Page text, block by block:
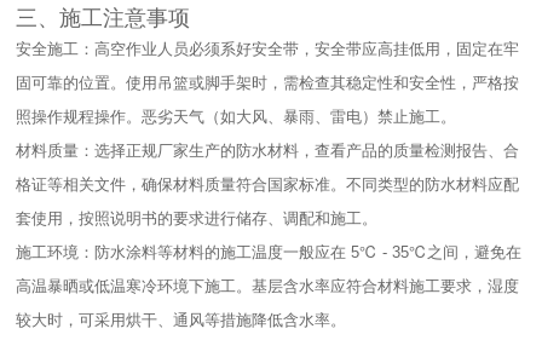
三、施工注意事项​
安全施工：高空作业人员必须系好安全带，安全带应高挂低用，固定在牢
固可靠的位置。使用吊篮或脚手架时，需检查其稳定性和安全性，严格按
照操作规程操作。恶劣天气（如大风、暴雨、雷电）禁止施工。​
材料质量：选择正规厂家生产的防水材料，查看产品的质量检测报告、合
格证等相关文件，确保材料质量符合国家标准。不同类型的防水材料应配
套使用，按照说明书的要求进行储存、调配和施工。​
施工环境：防水涂料等材料的施工温度一般应在 5℃ - 35℃之间，避免在
高温暴晒或低温寒冷环境下施工。基层含水率应符合材料施工要求，湿度
较大时，可采用烘干、通风等措施降低含水率。​